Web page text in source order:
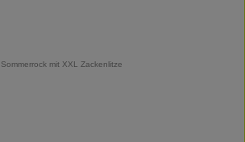
mit XXL Zackenlitze